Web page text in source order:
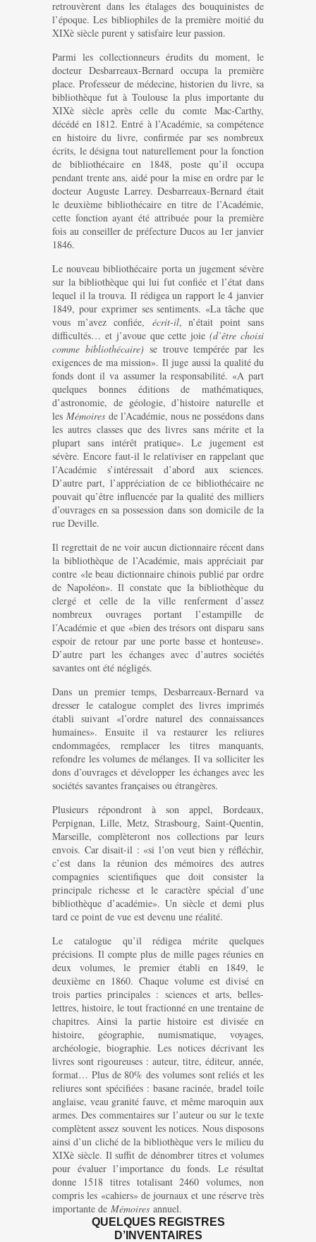
retrouvèrent dans les étalages des bouquinistes de
l’époque. Les bibliophiles de la première moitié du
XIXè siècle purent y satisfaire leur passion.
Parmi les collectionneurs érudits du moment, le
docteur Desbarreaux-Bernard occupa la première
place. Professeur de médecine, historien du livre, sa
bibliothèque fut à Toulouse la plus importante du
XIXè siècle après celle du comte Mac-Carthy,
décédé en 1812. Entré à l’Académie, sa compétence
en histoire du livre, confirmée par ses nombreux
écrits, le désigna tout naturellement pour la fonction
de bibliothécaire en 1848, poste qu’il occupa
pendant trente ans, aidé pour la mise en ordre par le
docteur Auguste Larrey. Desbarreaux-Bernard était
le deuxième bibliothécaire en titre de l’Académie,
cette fonction ayant été attribuée pour la première
fois au conseiller de préfecture Ducos au 1er janvier
1846.
Le nouveau bibliothécaire porta un jugement sévère
sur la bibliothèque qui lui fut confiée et l’état dans
lequel il la trouva. Il rédigea un rapport le 4 janvier
1849, pour exprimer ses sentiments. «La tâche que
vous m’avez confiée, écrit-il, n’était point sans
difficultés… et j’avoue que cette joie(d’être choisi
comme bibliothécaire) se trouve tempérée par les
exigences de ma mission». Il juge aussi la qualité du
fonds dont il va assumer la responsabilité. «A part
quelques bonnes éditions de mathématiques,
d’astronomie, de géologie, d’histoire naturelle et
les Mémoires de l’Académie, nous ne possédons dans
les autres classes que des livres sans mérite et la
plupart sans intérêt pratique». Le jugement est
sévère. Encore faut-il le relativiser en rappelant que
l’Académie s’intéressait d’abord aux sciences.
D’autre part, l’appréciation de ce bibliothécaire ne
pouvait qu’être influencée par la qualité des milliers
d’ouvrages en sa possession dans son domicile de la
rue Deville.
Il regrettait de ne voir aucun dictionnaire récent dans
la bibliothèque de l’Académie, mais appréciait par
contre «le beau dictionnaire chinois publié par ordre
de Napoléon». Il constate que la bibliothèque du
clergé et celle de la ville renferment d’assez
nombreux ouvrages portant l’estampille de
l’Académie et que «bien des trésors ont disparu sans
espoir de retour par une porte basse et honteuse».
D’autre part les échanges avec d’autres sociétés
savantes ont été négligés.
Dans un premier temps, Desbarreaux-Bernard va
dresser le catalogue complet des livres imprimés
établi suivant «l’ordre naturel des connaissances
humaines». Ensuite il va restaurer les reliures
endommagées, remplacer les titres manquants,
refondre les volumes de mélanges. Il va solliciter les
dons d’ouvrages et développer les échanges avec les
sociétés savantes françaises ou étrangères.
Plusieurs répondront à son appel, Bordeaux,
Perpignan, Lille, Metz, Strasbourg, Saint-Quentin,
Marseille, complèteront nos collections par leurs
envois. Car disait-il : «si l’on veut bien y réfléchir,
c’est dans la réunion des mémoires des autres
compagnies scientifiques que doit consister la
principale richesse et le caractère spécial d’une
bibliothèque d’académie». Un siècle et demi plus
tard ce point de vue est devenu une réalité.
Le catalogue qu’il rédigea mérite quelques
précisions. Il compte plus de mille pages réunies en
deux volumes, le premier établi en 1849, le
deuxième en 1860. Chaque volume est divisé en
trois parties principales : sciences et arts, belles-
lettres, histoire, le tout fractionné en une trentaine de
chapitres. Ainsi la partie histoire est divisée en
histoire, géographie, numismatique, voyages,
archéologie, biographie. Les notices décrivant les
livres sont rigoureuses : auteur, titre, éditeur, année,
format… Plus de 80% des volumes sont reliés et les
reliures sont spécifiées : basane racinée, bradel toile
anglaise, veau granité fauve, et même maroquin aux
armes. Des commentaires sur l’auteur ou sur le texte
complètent assez souvent les notices. Nous disposons
ainsi d’un cliché de la bibliothèque vers le milieu du
XIXè siècle. Il suffit de dénombrer titres et volumes
pour évaluer l’importance du fonds. Le résultat
donne 1518 titres totalisant 2460 volumes, non
compris les «cahiers» de journaux et une réserve très
importante de Mémoires annuel.
QUELQUES REGISTRES
D’INVENTAIRES